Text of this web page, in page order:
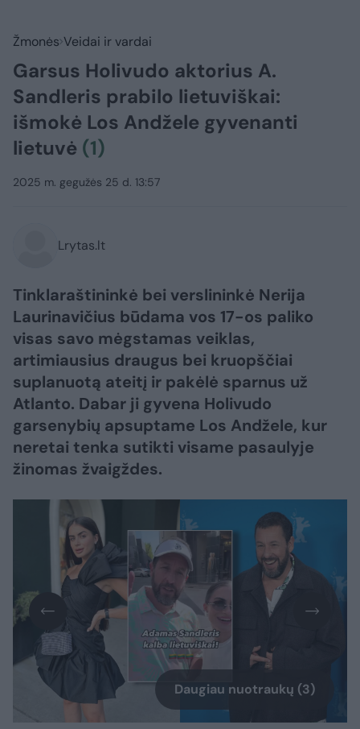
Žmonės Veidai ir vardai
Garsus Holivudo aktorius A.
Sandleris prabilo lietuviškai:
išmokė Los Andžele gyvenanti
lietuvė (1)
2025 m. gegužės 25 d. 13:57
Lrytas.lt
​Tinklaraštininkė bei verslininkė Nerija
Laurinavičius būdama vos 17-os paliko
visas savo mėgstamas veiklas,
artimiausius draugus bei kruopščiai
suplanuotą ateitį ir pakėlė sparnus už
Atlanto. Dabar ji gyvena Holivudo
garsenybių apsuptame Los Andžele, kur
neretai tenka sutikti visame pasaulyje
žinomas žvaigždes.
Daugiau nuotraukų (3)